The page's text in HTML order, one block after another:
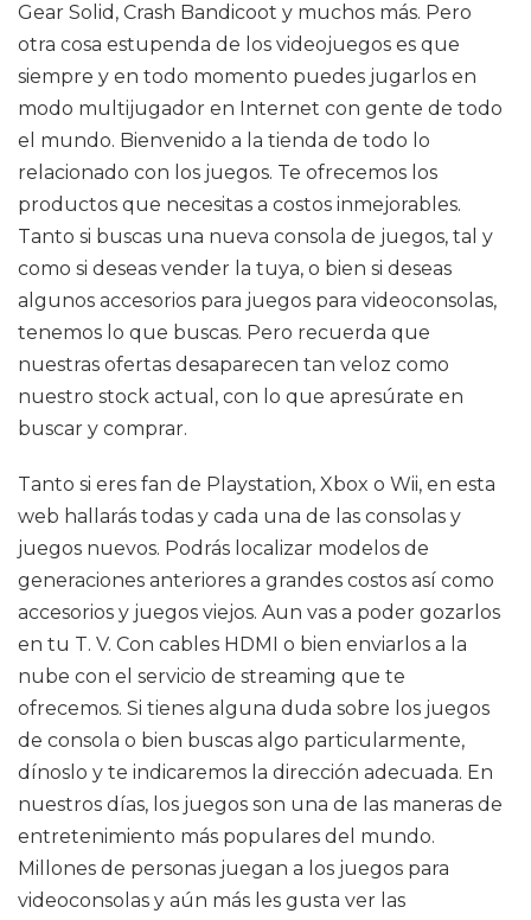
Gear Solid, Crash Bandicoot y muchos más. Pero
otra cosa estupenda de los videojuegos es que
siempre y en todo momento puedes jugarlos en
modo multijugador en Internet con gente de todo
el mundo. Bienvenido a la tienda de todo lo
relacionado con los juegos. Te ofrecemos los
productos que necesitas a costos inmejorables.
Tanto si buscas una nueva consola de juegos, tal y
como si deseas vender la tuya, o bien si deseas
algunos accesorios para juegos para videoconsolas,
tenemos lo que buscas. Pero recuerda que
nuestras ofertas desaparecen tan veloz como
nuestro stock actual, con lo que apresúrate en
buscar y comprar.
Tanto si eres fan de Playstation, Xbox o Wii, en esta
web hallarás todas y cada una de las consolas y
juegos nuevos. Podrás localizar modelos de
generaciones anteriores a grandes costos así como
accesorios y juegos viejos. Aun vas a poder gozarlos
en tu T. V. Con cables HDMI o bien enviarlos a la
nube con el servicio de streaming que te
ofrecemos. Si tienes alguna duda sobre los juegos
de consola o bien buscas algo particularmente,
dínoslo y te indicaremos la dirección adecuada. En
nuestros días, los juegos son una de las maneras de
entretenimiento más populares del mundo.
Millones de personas juegan a los juegos para
videoconsolas y aún más les gusta ver las